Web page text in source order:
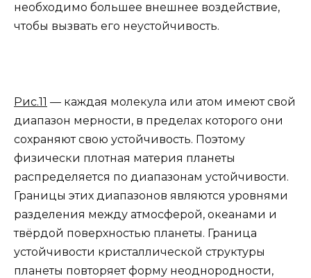
необходимо большее внешнее воздействие,
чтобы вызвать его неустойчивость.
Рис.11 — каждая молекула или атом имеют свой
диапазон мерности, в пределах которого они
сохраняют свою устойчивость. Поэтому
физически плотная материя планеты
распределяется по диапазонам устойчивости.
Границы этих диапазонов являются уровнями
разделения между атмосферой, океанами и
твёрдой поверхностью планеты. Граница
устойчивости кристаллической структуры
планеты повторяет форму неоднородности,